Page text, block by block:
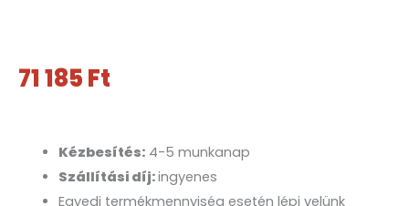
71 185Ft
Kézbesítés:4-5 munkanap
Szállítási díj:ingyenes
Egyedi termékmennyiség esetén lépj velünk